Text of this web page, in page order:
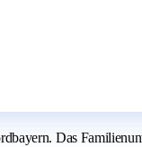
Das